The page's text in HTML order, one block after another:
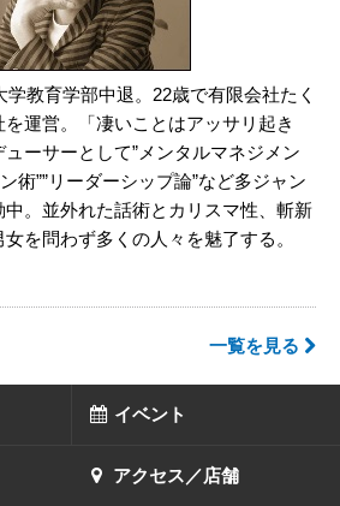
学教育学部中退。22歳で有限会社たく
運営。「凄いことはアッサリ起き
ーサーとして”メンタルマネジメン
術””リーダーシップ論”など多ジャン
中。並外れた話術とカリスマ性、斬新
を問わず多くの人々を魅了する。
一覧を見る
イベント
アクセス／店舗